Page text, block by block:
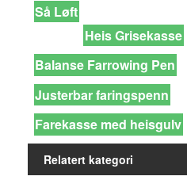
Så Løft
Heis Grisekasse
Balanse Farrowing Pen
Justerbar faringspenn
Farekasse med heisgulv
Relatert kategori